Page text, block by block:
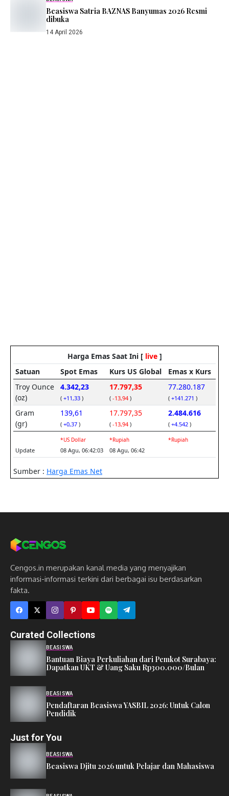
Beasiswa Satria BAZNAS Banyumas 2026 Resmi
dibuka
14 April 2026
Cengos.in merupakan kanal media yang menyajikan
informasi-informasi terkini dari berbagai isu berdasarkan
fakta.
Curated Collections
BEASISWA
Bantuan Biaya Perkuliahan dari Pemkot Surabaya:
Dapatkan UKT & Uang Saku Rp300.000/Bulan
BEASISWA
Pendaftaran Beasiswa YASBIL 2026: Untuk Calon
Pendidik
Just for You
BEASISWA
Beasiswa Djitu 2026 untuk Pelajar dan Mahasiswa